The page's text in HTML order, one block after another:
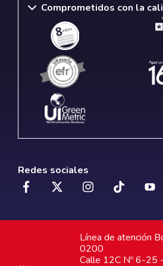
Comprometidos con la
Redes sociales
Línea de atención
0200
Calle 12C Nº 6-25